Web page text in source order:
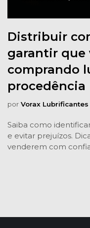
Distribuir
garantir que
comprando
procedência
por Vorax Lubrificantes
Saiba como
e evitar prejuízos.
venderem com